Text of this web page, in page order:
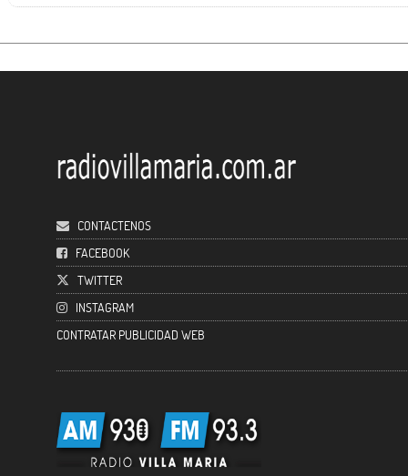
CONTACTENOS
FACEBOOK
TWITTER
INSTAGRAM
CONTRATAR PUBLICIDAD WEB